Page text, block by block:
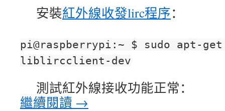
安裝紅外線收發lirc程序：
pi@raspberrypi:~ $ sudo apt-
liblircclient-dev
測試紅外線接收功能正常：
繼續閱讀 →